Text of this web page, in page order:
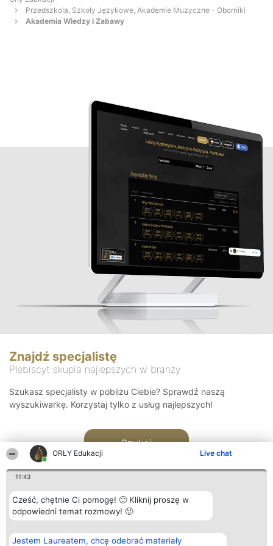
ORŁY Edukacji Live chat
11:43
Cześć, chętnie Ci pomogę! 🙂 Kliknij proszę w
odpowiedni temat rozmowy! 🙂
Jestem Laureatem, chcę odebrać materiały
Przedszkola, Szkoły Językowe, Akademie Muzyczne - Oborniki
Akademia Wiedzy i Zabawy
Znajdź specjalistę
Plebiscyt skupia najlepszych w branży
Szukasz specjalisty w pobliżu Ciebie? Sprawdź naszą
wyszukiwarkę. Korzystaj tylko z usług najlepszych!
Szukaj
Organizator plebiscytu
Bright Side Solutions sp. z o.
Plebiscyt
Laureaci
Kontakt
Kontakt